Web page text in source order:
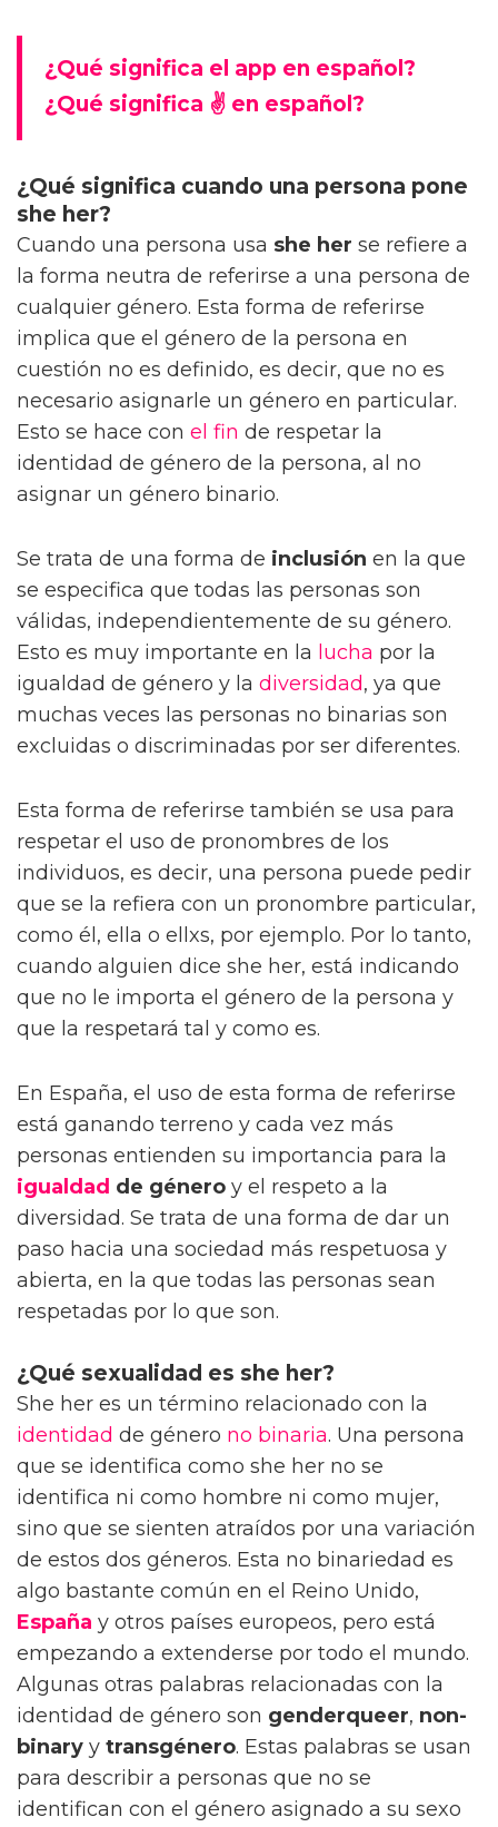
¿Qué significa el app en español?
¿Qué significa ✌ en español?
¿Qué significa cuando una persona pone
she her?
Cuando una persona usa she her se refiere a
la forma neutra de referirse a una persona de
cualquier género. Esta forma de referirse
implica que el género de la persona en
cuestión no es definido, es decir, que no es
necesario asignarle un género en particular.
Esto se hace con el fin de respetar la
identidad de género de la persona, al no
asignar un género binario.
Se trata de una forma de inclusión en la que
se especifica que todas las personas son
válidas, independientemente de su género.
Esto es muy importante en la lucha por la
igualdad de género y la diversidad, ya que
muchas veces las personas no binarias son
excluidas o discriminadas por ser diferentes.
Esta forma de referirse también se usa para
respetar el uso de pronombres de los
individuos, es decir, una persona puede pedir
que se la refiera con un pronombre particular,
como él, ella o ellxs, por ejemplo. Por lo tanto,
cuando alguien dice she her, está indicando
que no le importa el género de la persona y
que la respetará tal y como es.
En España, el uso de esta forma de referirse
está ganando terreno y cada vez más
personas entienden su importancia para la
igualdad de género y el respeto a la
diversidad. Se trata de una forma de dar un
paso hacia una sociedad más respetuosa y
abierta, en la que todas las personas sean
respetadas por lo que son.
¿Qué sexualidad es she her?
She her es un término relacionado con la
identidad de género no binaria. Una persona
que se identifica como she her no se
identifica ni como hombre ni como mujer,
sino que se sienten atraídos por una variación
de estos dos géneros. Esta no binariedad es
algo bastante común en el Reino Unido,
España y otros países europeos, pero está
empezando a extenderse por todo el mundo.
Algunas otras palabras relacionadas con la
identidad de género son genderqueer, non-
binary y transgénero. Estas palabras se usan
para describir a personas que no se
identifican con el género asignado a su sexo